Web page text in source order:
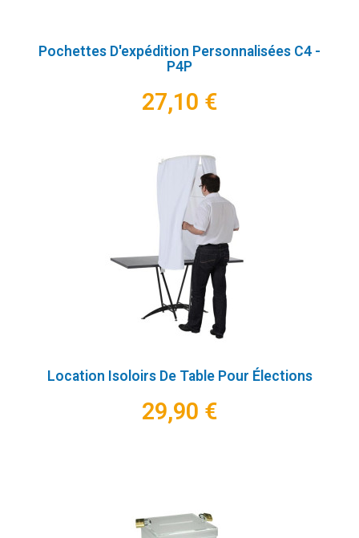
Pochettes D'expédition Personnalisées C4 -
P4P
27,10 €
Location Isoloirs De Table Pour Élections
29,90 €